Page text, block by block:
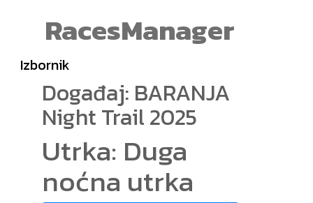
RacesManager
Izbornik
Događaj: BARANJA
Night Trail 2025
Utrka: Duga
noćna utrka